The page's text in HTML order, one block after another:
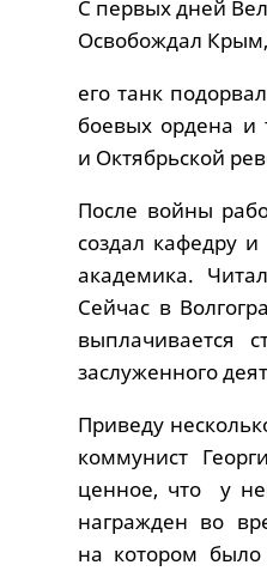
С первых дней
Освобождал
его танк
боевых ордена и
и Октябрьской
После войны
создал кафедру
академика.
Сейчас в
выплачивается
заслуженного
Приведу
коммунист
ценное, что у
награжден во
на котором было